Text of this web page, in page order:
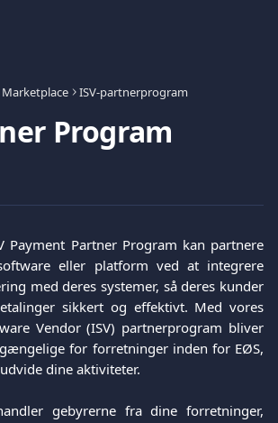
Marketplace ISV-partnerprogram
Program
Payment Partner Program kan partnere
eller platform ved at integrere
med deres systemer, så deres kunder
sikkert og effektivt. Med vores
Vendor (ISV) partnerprogram bliver
for forretninger inden for EØS,
dine aktiviteter.
gebyrerne fra dine forretninger,